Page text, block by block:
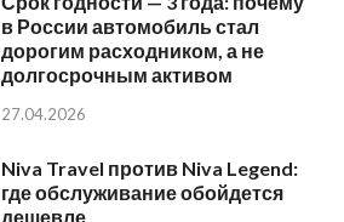
в России автомобиль стал
дорогим расходником, а не
долгосрочным активом
27.04.2026
Niva Travel против Niva Legend:
где обслуживание обойдется
дешевле